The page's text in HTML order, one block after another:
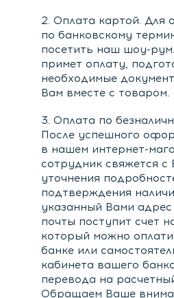
2. Оплата картой. Для
по банковскому
посетить наш шоу-
примет оплату,
необходимые
Вам вместе с товаром.
3. Оплата по
После успешного
в нашем интернет-
сотрудник свяжется с
уточнения
подтверждения
указанный Вами адрес
почты поступит счет
который можно
банке или
кабинета вашего
перевода на
Обращаем Ваше